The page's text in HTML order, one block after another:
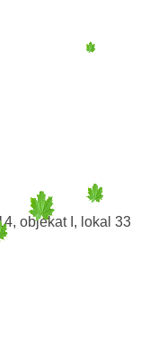
objekat I, lokal 33